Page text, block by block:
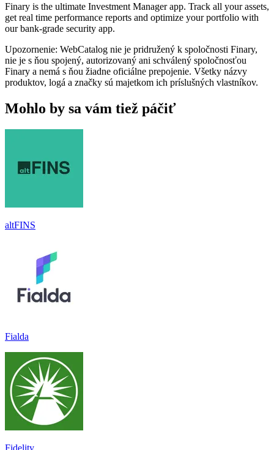
Finary is the ultimate Investment Manager app. Track all your assets,
get real time performance reports and optimize your portfolio with
our bank-grade security app.
Upozornenie: WebCatalog nie je pridružený k spoločnosti Finary,
nie je s ňou spojený, autorizovaný ani schválený spoločnosťou
Finary a nemá s ňou žiadne oficiálne prepojenie. Všetky názvy
produktov, logá a značky sú majetkom ich príslušných vlastníkov.
Mohlo by sa vám tiež páčiť
altFINS
Fialda
Fidelity